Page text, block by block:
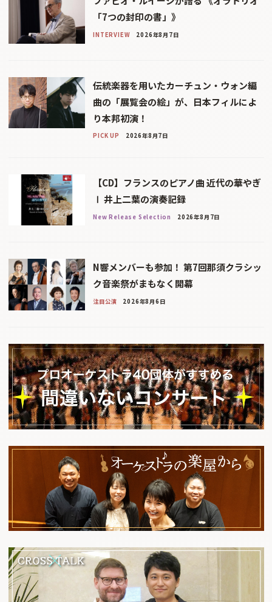
「7つの封印の書」》
INTERVIEW 2026年8月7日
伝統楽器を用いたカーチュン・ウォン編
曲の「展覧会の絵」が、日本フィルによ
り本邦初演！
PICK UP 2026年8月7日
【CD】フランスのピアノ曲 近代の華やぎ
Ⅰ 井上二葉の演奏記録
New Release Selection 2026年8月7日
N響メンバーも参加！ 第7回那須クラシッ
ク音楽祭がまもなく開幕
注目公演 2026年8月6日